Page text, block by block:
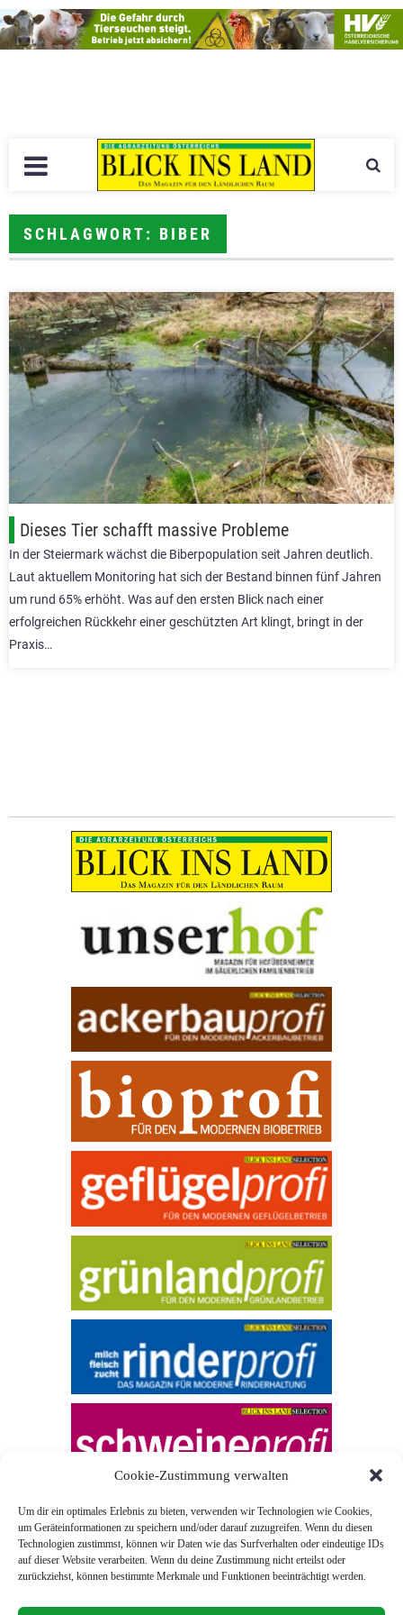
Cookie-Zustimmung verwalten
Um dir ein optimales Erlebnis zu bieten, verwenden wir Technologien wie Cookies,
um Geräteinformationen zu speichern und/oder darauf zuzugreifen. Wenn du diesen
Technologien zustimmst, können wir Daten wie das Surfverhalten oder eindeutige IDs
auf dieser Website verarbeiten. Wenn du deine Zustimmung nicht erteilst oder
zurückziehst, können bestimmte Merkmale und Funktionen beeinträchtigt werden.
SCHLAGWORT: BIBER
Dieses Tier schafft massive Probleme
In der Steiermark wächst die Biberpopulation seit Jahren deutlich.
Laut aktuellem Monitoring hat sich der Bestand binnen fünf Jahren
um rund 65% erhöht. Was auf den ersten Blick nach einer
erfolgreichen Rückkehr einer geschützten Art klingt, bringt in der
Praxis…